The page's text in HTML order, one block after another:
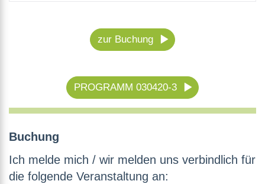
zur Buchung
PROGRAMM 030420-3
Buchung
Ich melde mich / wir melden uns verbindlich für
die folgende Veranstaltung an: